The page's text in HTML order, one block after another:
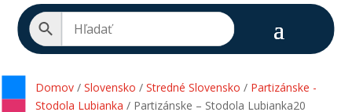
Domov/ Slovensko / Stredné Slovensko / Partizánske -
Stodola Lubianka / Partizánske – Stodola Lubianka20